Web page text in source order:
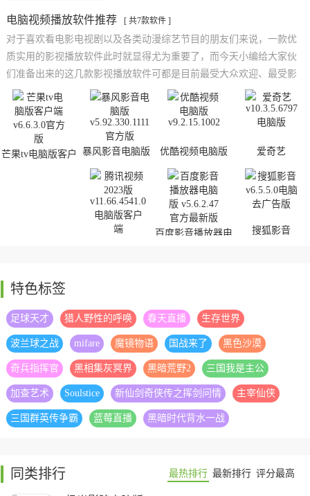
电脑视频播放软件推荐 [ 共7款软件 ]
对于喜欢看电影电视剧以及各类动漫综艺节目的朋友们来说，一款优
质实用的影视播放软件此时就显得尤为重要了，而今天小编给大家伙
们准备出来的这几款影视播放软件可都是目前最受大众欢迎、最受影
视迷们所喜爱的顶级播放神器哟！它们之中的影视剧资源、动画动漫
作品可以说是海纳了全网，所以需要它们的朋友们还是快快行动起来
吧！而且小编还在不停的为大家搜集更多有关于影视播放方面的实用
软件，欢迎感兴趣的朋友们前来关注！
芒果tv电脑版客户
暴风影音电脑版 优酷视频电脑版 爱奇艺
百度影音播放器电
搜狐影音
特色标签
足球天才 猎人野性的呼唤 春天直播 生存世界
波兰球之战 mifare 魔镜物语 国战来了 黑色沙漠
奇兵指挥官 黑相集灰冥界 黑暗荒野2 三国我是主公
加查艺术 Soulstice 新仙剑奇侠传之挥剑问情 主宰仙侠
三国群英传争霸 蓝莓直播 黑暗时代背水一战
同类排行 最热排行 最新排行 评分最高